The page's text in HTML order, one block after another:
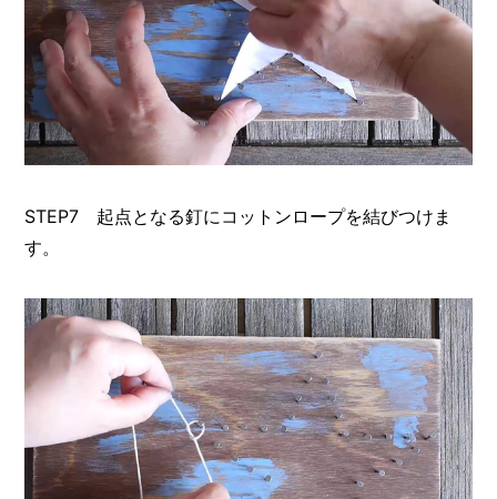
STEP7 起点となる釘にコットンロープを結びつけま
す。